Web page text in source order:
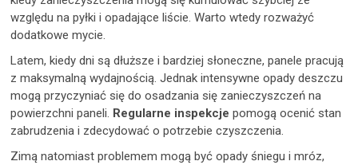
względu na pyłki i opadające liście. Warto wtedy rozważyć
dodatkowe mycie.
Latem, kiedy dni są dłuższe i bardziej słoneczne, panele pracują
z maksymalną wydajnością. Jednak intensywne opady deszczu
mogą przyczyniać się do osadzania się zanieczyszczeń na
powierzchni paneli. Regularne inspekcje pomogą ocenić stan
zabrudzenia i zdecydować o potrzebie czyszczenia.
Zimą natomiast problemem mogą być opady śniegu i mróz,